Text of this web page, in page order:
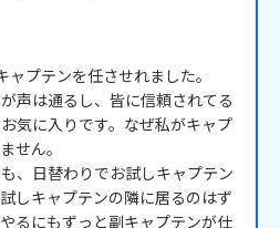
プテンを任させれました。
声は通るし、皆に信頼されてる
気に入りです。なぜ私がキャプ
せん。
、日替わりでお試しキャプテン
しキャプテンの隣に居るのはず
るにもずっと副キャプテンが仕